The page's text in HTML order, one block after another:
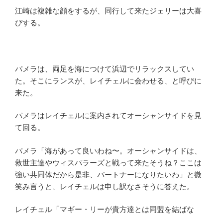
江崎は複雑な顔をするが、同行して来たジェリーは大喜
びする。
パメラは、両足を海につけて浜辺でリラックスしてい
た。そこにランスが、レイチェルに会わせる、と呼びに
来た。
パメラはレイチェルに案内されてオーシャンサイドを見
て回る。
パメラ「海があって良いわね〜。オーシャンサイドは、
救世主達やウィスパラーズと戦って来たそうね？ここは
強い共同体だから是非、パートナーになりたいわ」と微
笑み言うと、レイチェルは申し訳なさそうに答えた。
レイチェル「マギー・リーが貴方達とは同盟を結ばな